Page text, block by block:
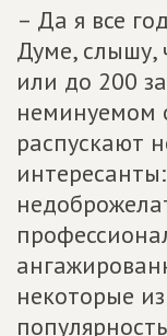
– Да я все
Думе, слышу,
или до 200
неминуемом
распускают
некоторые